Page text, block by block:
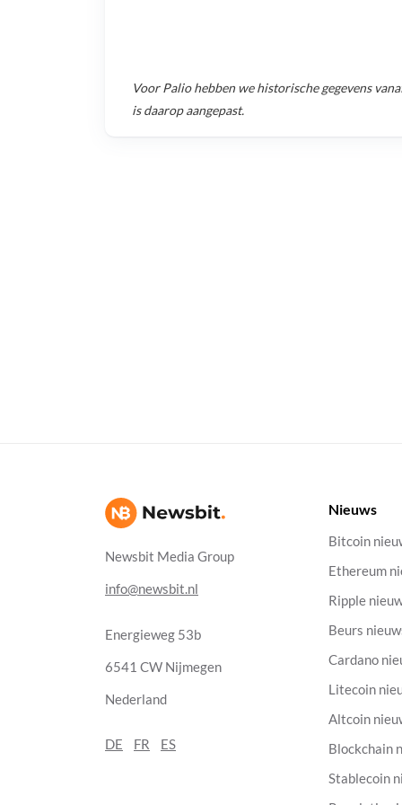
VoorPaliohebben we historische gegevens
is daarop aangepast.
Newsbit Media Group
info@newsbit.nl
Energieweg 53b
6541 CW Nijmegen
Nederland
DE FR ES
Nieuws
Bitcoin
Ethereum
Ripple
Beurs
Cardano
Litecoin
Altcoin
Blockchain
Stablecoin